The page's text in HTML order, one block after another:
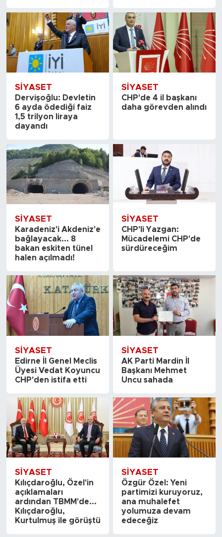
SİYASET
Dervişoğlu: Devletin
6 ayda ödediği faiz
1,5 trilyon liraya
dayandı
SİYASET
CHP'de 4 il başkanı
daha görevden alındı
SİYASET
Karadeniz'i Akdeniz'e
bağlayacak... 8
bakan eskiten tünel
halen açılmadı!
SİYASET
CHP'li Yazgan:
Mücadelemi CHP'de
sürdüreceğim
SİYASET
Edirne İl Genel Meclis
Üyesi Vedat Koyuncu
CHP'den istifa etti
SİYASET
AK Parti Mardin İl
Başkanı Mehmet
Uncu sahada
SİYASET
Kılıçdaroğlu, Özel'in
açıklamaları
ardından TBMM'de...
Kılıçdaroğlu,
Kurtulmuş ile görüştü
SİYASET
Özgür Özel: Yeni
partimizi kuruyoruz,
ana muhalefet
yolumuza devam
edeceğiz